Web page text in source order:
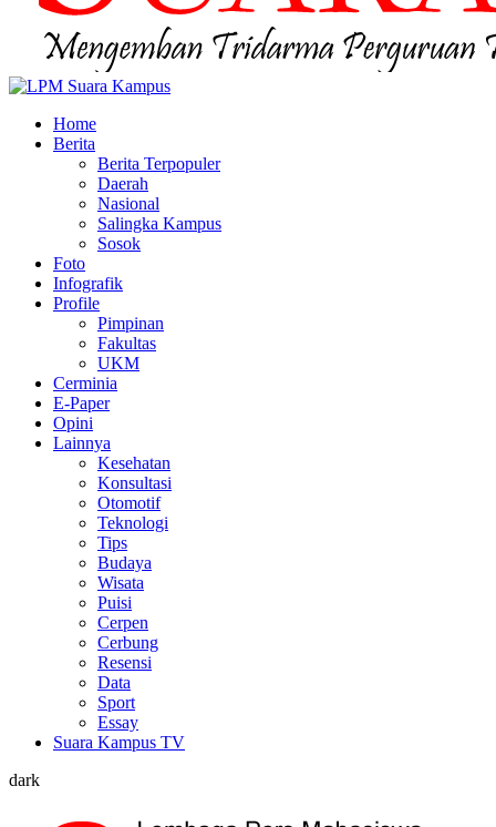
Home
Berita
Berita Terpopuler
Daerah
Nasional
Salingka Kampus
Sosok
Foto
Infografik
Profile
Pimpinan
Fakultas
UKM
Cerminia
E-Paper
Opini
Lainnya
Kesehatan
Konsultasi
Otomotif
Teknologi
Tips
Budaya
Wisata
Puisi
Cerpen
Cerbung
Resensi
Data
Sport
Essay
Suara Kampus TV
dark